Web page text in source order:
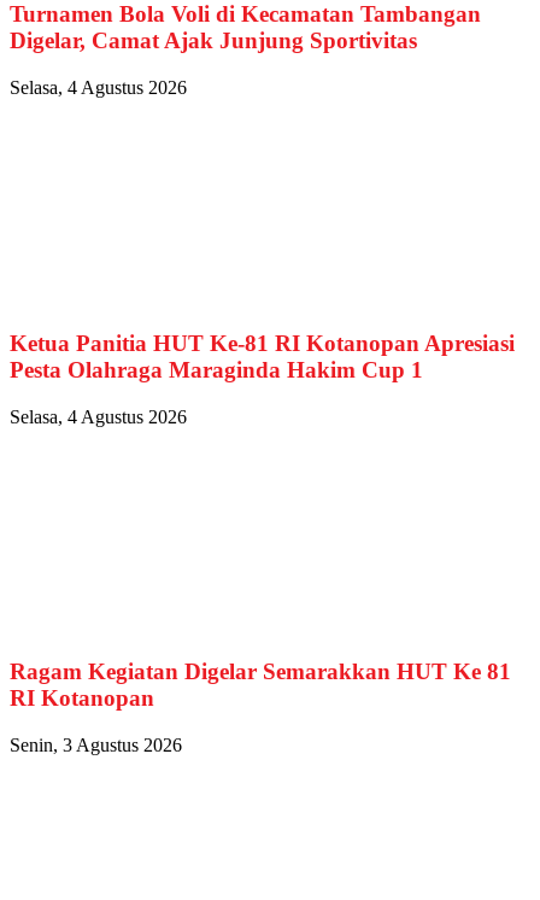
Turnamen Bola Voli di Kecamatan Tambangan
Digelar, Camat Ajak Junjung Sportivitas
Selasa, 4 Agustus 2026
Ketua Panitia HUT Ke-81 RI Kotanopan Apresiasi
Pesta Olahraga Maraginda Hakim Cup 1
Selasa, 4 Agustus 2026
Ragam Kegiatan Digelar Semarakkan HUT Ke 81
RI Kotanopan
Senin, 3 Agustus 2026